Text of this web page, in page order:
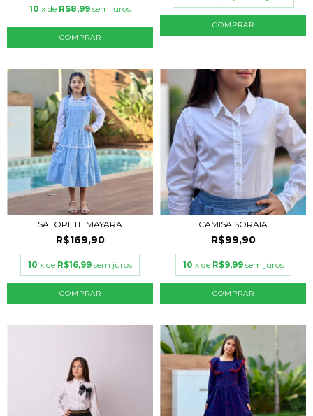
10 x de R$8,99 sem juros
COMPRAR
COMPRAR
SALOPETE MAYARA
R$169,90
10 x de R$16,99 sem juros
COMPRAR
CAMISA SORAIA
R$99,90
10 x de R$9,99 sem juros
COMPRAR